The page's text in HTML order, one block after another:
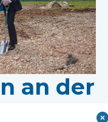
an der